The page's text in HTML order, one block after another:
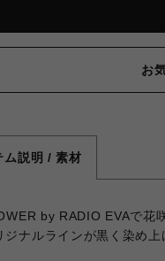
お
ム説明 / 素材
by RADIO EVAで花
ジナルラインが黒く染め上